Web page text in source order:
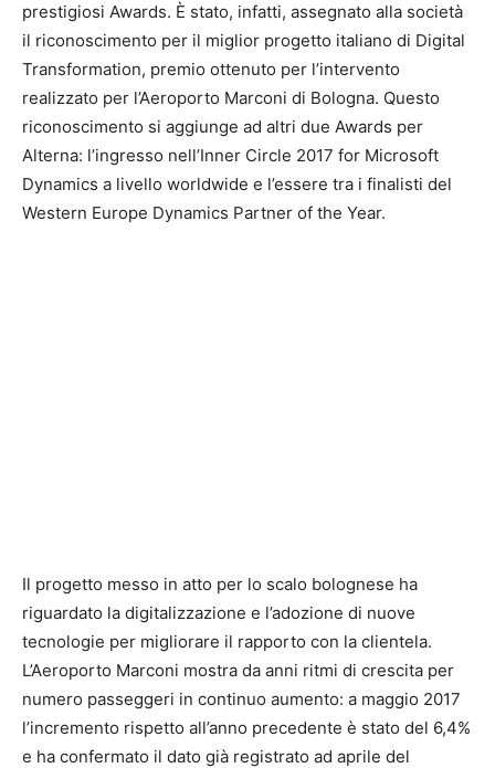
prestigiosi Awards. È stato, infatti, assegnato alla società
il riconoscimento per il miglior progetto italiano di Digital
Transformation, premio ottenuto per l’intervento
realizzato per l’Aeroporto Marconi di Bologna. Questo
riconoscimento si aggiunge ad altri due Awards per
Alterna: l’ingresso nell’Inner Circle 2017 for Microsoft
Dynamics a livello worldwide e l’essere tra i finalisti del
Western Europe Dynamics Partner of the Year.
Il progetto messo in atto per lo scalo bolognese ha
riguardato la digitalizzazione e l’adozione di nuove
tecnologie per migliorare il rapporto con la clientela.
L’Aeroporto Marconi mostra da anni ritmi di crescita per
numero passeggeri in continuo aumento: a maggio 2017
l’incremento rispetto all’anno precedente è stato del 6,4%
e ha confermato il dato già registrato ad aprile del